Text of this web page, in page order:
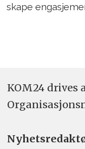
skape
KOM24 drives